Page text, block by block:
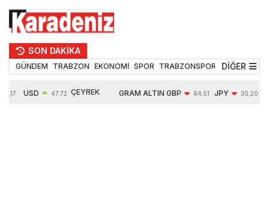
SON DAKİKA
GÜNDEM TRABZON EKONOMİ SPOR TRABZONSPOR TEKNOLOJİ
DİĞER
USD 47,72 ÇEYREK GRAM ALTIN GBP 64,51 JPY 30,20